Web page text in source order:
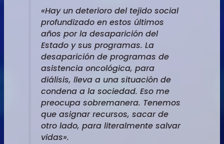
«Hay un deterioro del tejido social
profundizado en estos últimos
años por la desaparición del
Estado y sus programas. La
desaparición de programas de
asistencia oncológica, para
diálisis, lleva a una situación de
condena a la sociedad. Eso me
preocupa sobremanera. Tenemos
que asignar recursos, sacar de
otro lado, para literalmente salvar
vidas».